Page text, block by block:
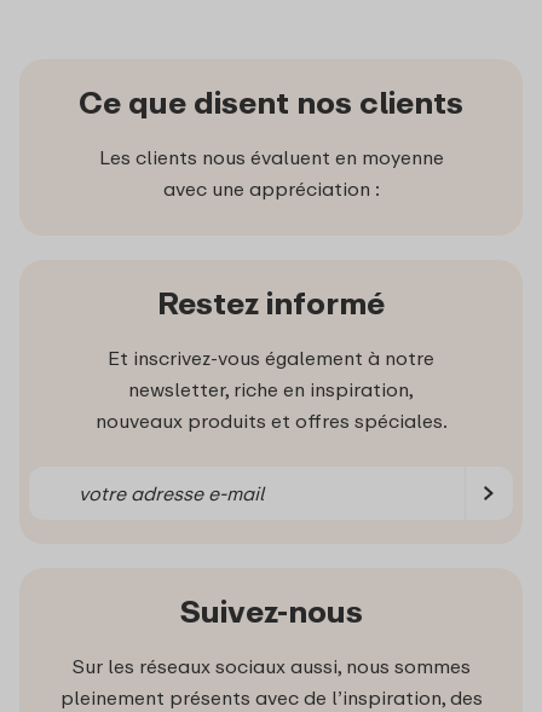
Ce que disent nos clients
Les clients nous évaluent en moyenne
avec une appréciation :
Restez informé
Et inscrivez-vous également à notre
newsletter, riche en inspiration,
nouveaux produits et offres spéciales.
Suivez-nous
Sur les réseaux sociaux aussi, nous sommes
pleinement présents avec de l’inspiration, des